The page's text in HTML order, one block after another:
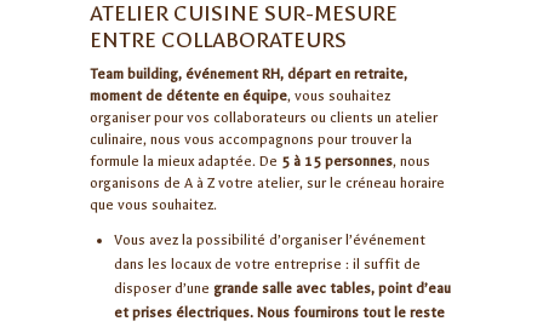
ATELIER CUISINE SUR-MESURE
ENTRE COLLABORATEURS
Team building, événement RH, départ en retraite,
moment de détente en équipe, vous souhaitez
organiser pour vos collaborateurs ou clients un atelier
culinaire, nous vous accompagnons pour trouver la
formule la mieux adaptée. De 5 à 15 personnes, nous
organisons de A à Z votre atelier, sur le créneau horaire
que vous souhaitez.
Vous avez la possibilité d’organiser l’événement
dans les locaux de votre entreprise : il suffit de
disposer d’une grande salle avec tables, point d’eau
et prises électriques. Nous fournirons tout le reste